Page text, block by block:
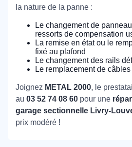
la nature de la panne :
Le changement de
ressorts de compensation
La remise en état ou le
fixé au plafond
Le changement des rails
Le remplacement de
Joignez METAL 2000, le
au 03 52 74 08 60 pour une
garage sectionnelle Livry-
prix modéré !